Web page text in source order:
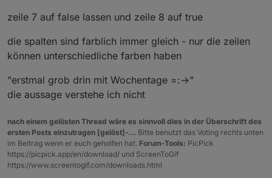
zeile 7 auf false lassen und zeile 8 auf true
die spalten sind farblich immer gleich - nur die zeilen
können unterschiedliche farben haben
"erstmal grob drin mit Wochentage =:->"
die aussage verstehe ich nicht
nach einem gelösten Thread wäre es sinnvoll dies in der Überschrift des
ersten Posts einzutragen [gelöst]-... Bitte benutzt das Voting rechts unten
im Beitrag wenn er euch geholfen hat. Forum-Tools: PicPick
https://picpick.app/en/download/ und ScreenToGif
https://www.screentogif.com/downloads.html